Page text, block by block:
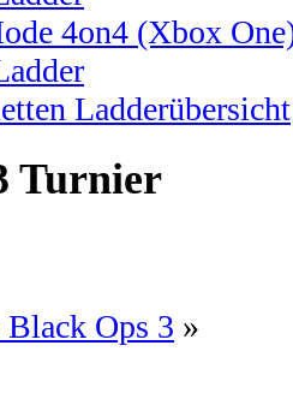
Ladderübersicht
Turnier
Ops 3 »